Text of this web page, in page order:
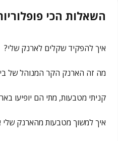
השאלות הכי
איך להפקיד שקלים לארנק שלי?
מה זה הארנק הקר המנוהל של
קניתי מטבעות, מתי הם יופיעו
איך למשוך מטבעות מהארנק